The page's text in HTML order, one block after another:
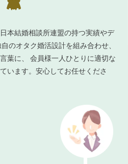
本結婚相談所連盟の持つ実績やデ
のオタク婚活設計を組み合わせ、
葉に、 会員様一人ひとりに適切な
います。安心してお任せくださ